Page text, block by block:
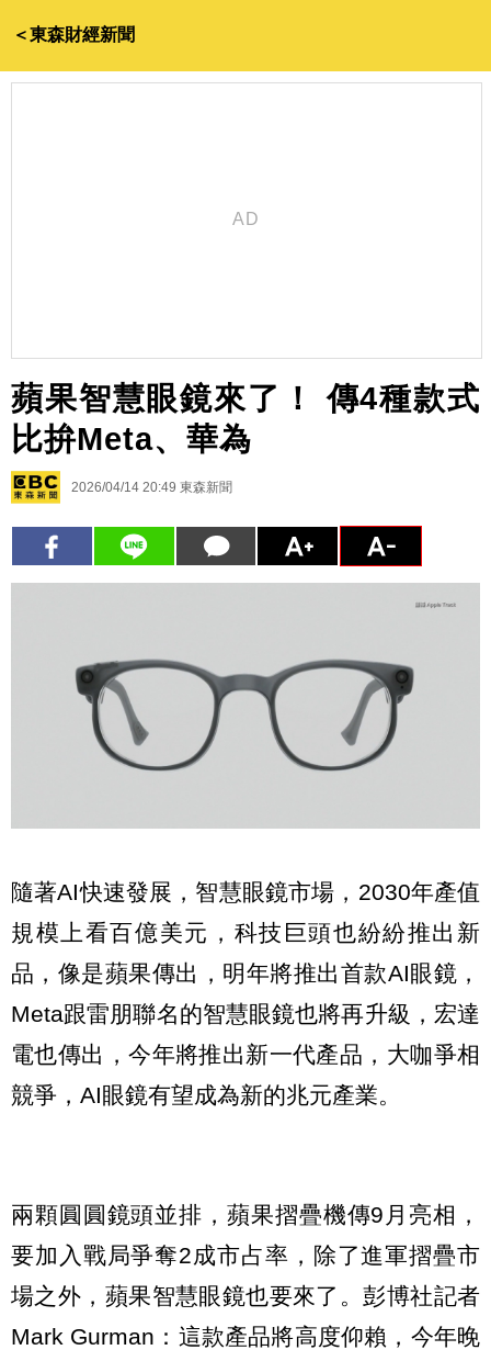
＜東森財經新聞
蘋果智慧眼鏡來了！ 傳4種款式
比拚Meta、華為
2026/04/14 20:49 東森新聞
隨著AI快速發展，智慧眼鏡市場，2030年產值
規模上看百億美元，科技巨頭也紛紛推出新
品，像是蘋果傳出，明年將推出首款AI眼鏡，
Meta跟雷朋聯名的智慧眼鏡也將再升級，宏達
電也傳出，今年將推出新一代產品，大咖爭相
競爭，AI眼鏡有望成為新的兆元產業。
兩顆圓圓鏡頭並排，蘋果摺疊機傳9月亮相，
要加入戰局爭奪2成市占率，除了進軍摺疊市
場之外，蘋果智慧眼鏡也要來了。彭博社記者
Mark Gurman：這款產品將高度仰賴，今年晚